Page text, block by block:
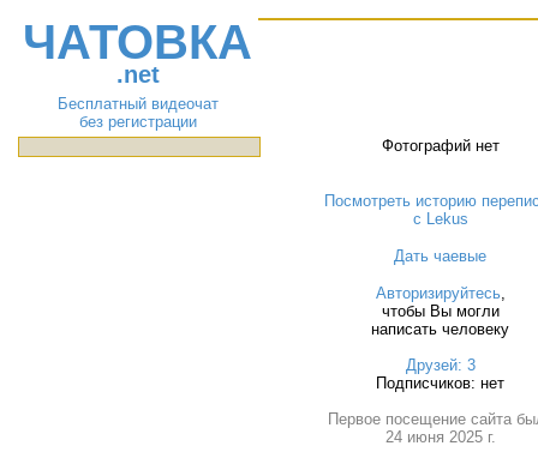
ЧАТОВКА
.net
Бесплатный видеочат
без регистрации
Фотографий нет
Посмотреть историю
с Lekus
Дать чаевые
Авторизируйтесь,
чтобы Вы могли
написать человеку
Друзей: 3
Подписчиков: нет
Первое посещение сайта
24 июня 2025 г.